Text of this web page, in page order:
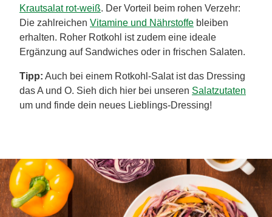
Krautsalat rot-weiß. Der Vorteil beim rohen Verzehr:
Die zahlreichen Vitamine und Nährstoffe bleiben
erhalten. Roher Rotkohl ist zudem eine ideale
Ergänzung auf Sandwiches oder in frischen Salaten.
Tipp: Auch bei einem Rotkohl-Salat ist das Dressing
das A und O. Sieh dich hier bei unseren Salatzutaten
um und finde dein neues Lieblings-Dressing!